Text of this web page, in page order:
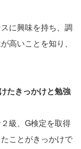
に興味を持ち、調
高いことを知り、
たきっかけと勉強
級、G検定を取得
ことがきっかけで